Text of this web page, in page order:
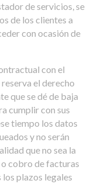
de servicios, se
de los clientes a
con ocasión de
con el
el derecho
que se dé de baja
cumplir con sus
tiempo los datos
y no serán
que no sea la
cobro de facturas
plazos legales